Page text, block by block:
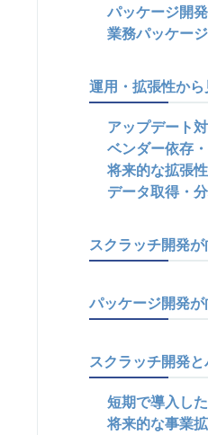
パッケージ開
業務パッケー
運用・拡張性か
アップデート
ベンダー依存
将来的な拡張
データ取得・
スクラッチ開発
パッケージ開発
スクラッチ開発
短期で導入し
将来的な事業